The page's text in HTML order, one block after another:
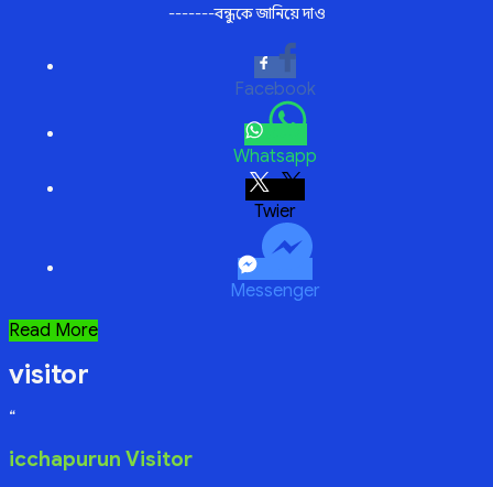
-------বন্ধুকে জানিয়ে দাও
Facebook
Whatsapp
Twitter
Messenger
প্রেমিকা
Read More
visitor
“
icchapurun Visitor